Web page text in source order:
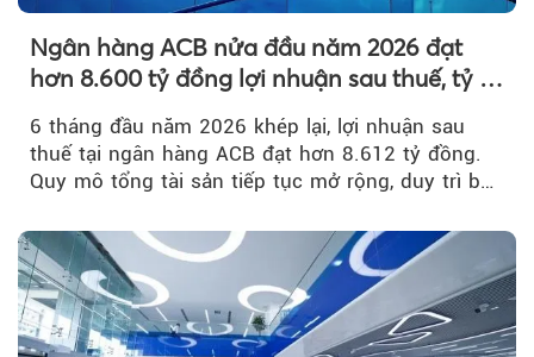
Ngân hàng ACB nửa đầu năm 2026 đạt
hơn 8.600 tỷ đồng lợi nhuận sau thuế, tỷ lệ
6 tháng đầu năm 2026 khép lại, lợi nhuận sau
thuế tại ngân hàng ACB đạt hơn 8.612 tỷ đồng.
Quy mô tổng tài sản tiếp tục mở rộng, duy trì bộ